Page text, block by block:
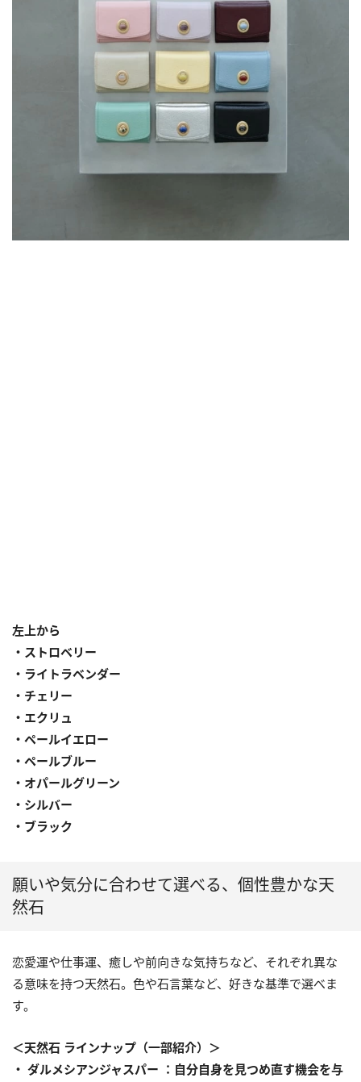
左上から
・ストロベリー
・ライトラベンダー
・チェリー
・エクリュ
・ペールイエロー
・ペールブルー
・オパールグリーン
・シルバー
・ブラック
願いや気分に合わせて選べる、個性豊かな天
然石
恋愛運や仕事運、癒しや前向きな気持ちなど、それぞれ異な
る意味を持つ天然石。色や石言葉など、好きな基準で選べま
す。
＜天然石 ラインナップ（一部紹介）＞
・ ダルメシアンジャスパー ：自分自身を見つめ直す機会を与